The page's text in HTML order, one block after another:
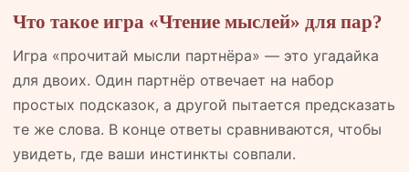
Что такое игра «Чтение мыслей» для пар?
Игра «прочитай мысли партнёра» — это угадайка
для двоих. Один партнёр отвечает на набор
простых подсказок, а другой пытается предсказать
те же слова. В конце ответы сравниваются, чтобы
увидеть, где ваши инстинкты совпали.